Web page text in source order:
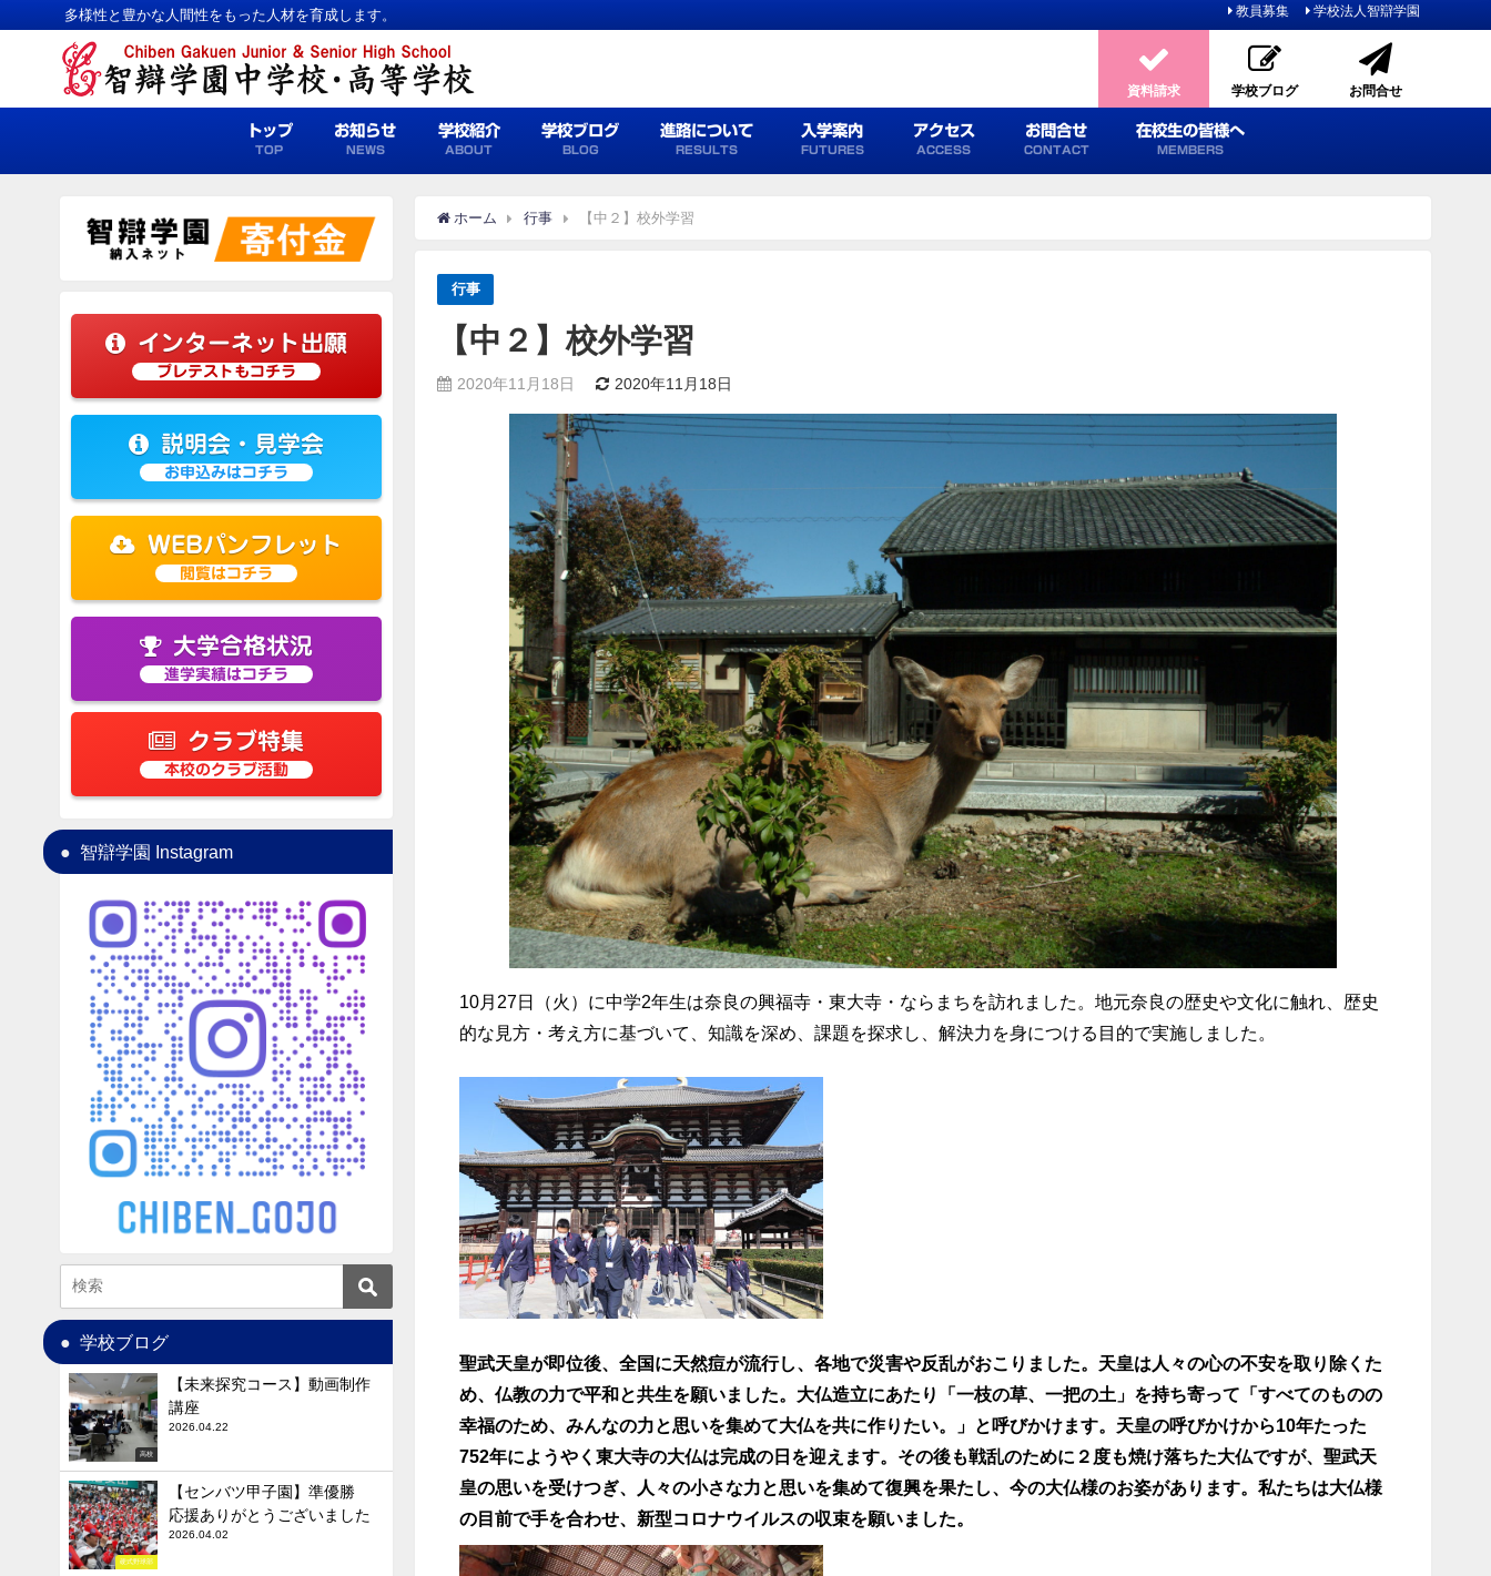
多様性と豊かな人間性をもった人材を育成します。 教員募集 学校法人智辯学園
資料請求 学校ブログ お問合せ
トップ
TOP
お知らせ
NEWS
学校紹介
ABOUT
学校ブログ
BLOG
進路について
RESULTS
入学案内
FUTURES
アクセス
ACCESS
お問合せ
CONTACT
在校生の皆様へ
MEMBERS
ホーム 行事 【中２】校外学習
行事
【中２】校外学習
2020年11月18日 2020年11月18日
10月27日（火）に中学2年生は奈良の興福寺・東大寺・ならまちを訪れました。地元奈良の歴史や文化に触れ、歴史
的な見方・考え方に基づいて、知識を深め、課題を探求し、解決力を身につける目的で実施しました。
聖武天皇が即位後、全国に天然痘が流行し、各地で災害や反乱がおこりました。天皇は人々の心の不安を取り除くた
め、仏教の力で平和と共生を願いました。大仏造立にあたり「一枝の草、一把の土」を持ち寄って「すべてのものの
幸福のため、みんなの力と思いを集めて大仏を共に作りたい。」と呼びかけます。天皇の呼びかけから10年たった
752年にようやく東大寺の大仏は完成の日を迎えます。その後も戦乱のために２度も焼け落ちた大仏ですが、聖武天
皇の思いを受けつぎ、人々の小さな力と思いを集めて復興を果たし、今の大仏様のお姿があります。私たちは大仏様
の目前で手を合わせ、新型コロナウイルスの収束を願いました。
インターネット出願
プレテストもコチラ
説明会・見学会
お申込みはコチラ
WEBパンフレット
閲覧はコチラ
大学合格状況
進学実績はコチラ
クラブ特集
本校のクラブ活動
智辯学園 Instagram
学校ブログ
高校
【未来探究コース】動画制作
講座
2026.04.22
硬式野球部
【センバツ甲子園】準優勝
応援ありがとうございました
2026.04.02